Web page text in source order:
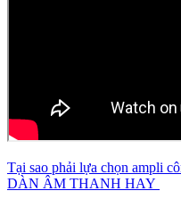
Tại sao phải lựa chọn ampli
DÀN ÂM THANH HAY